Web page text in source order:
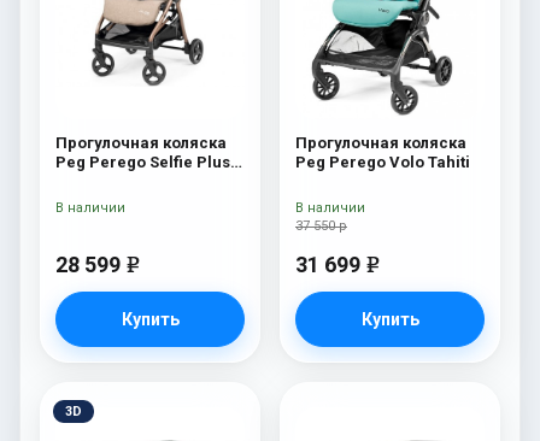
Прогулочная коляска
Peg Perego Selfie Plus
28 599 e
Купить
В наличии
Прогулочная коляска
Peg Perego Volo Tahiti
37 550 р
31 699 e
Купить
В наличии
3D